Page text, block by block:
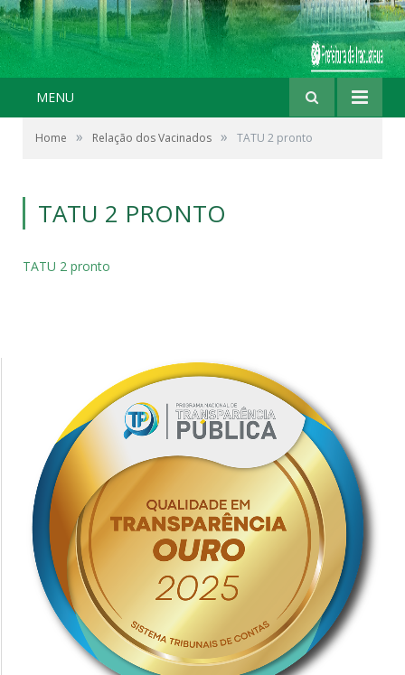
MENU
Home » Relação dos Vacinados » TATU 2 pronto
TATU 2 PRONTO
TATU 2 pronto